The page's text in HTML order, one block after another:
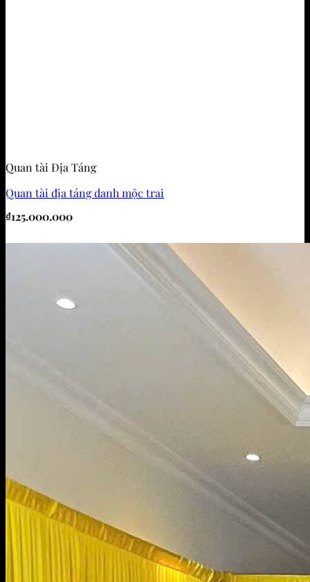
Quan tài Địa Táng
Quan tài địa táng danh mộc trai
₫125.000.000